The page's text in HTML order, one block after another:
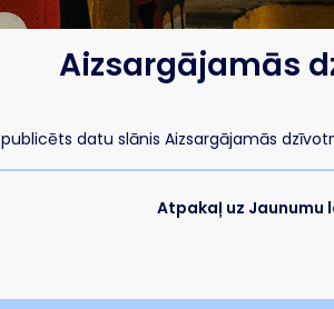
Aizsargājamās
datu slānis Aizsargājamās
Atpakaļ uz Jaunumu